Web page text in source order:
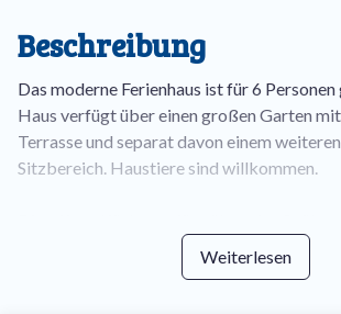
Beschreibung
Das moderne Ferienhaus ist für 6 Personen
Haus verfügt über einen großen Garten
Terrasse und separat davon einem
Sitzbereich. Haustiere sind willkommen.
Nespresso- und Filterkaffeemaschine,
Gefrierfach und Backofen. Angrenzend an
Weiterlesen